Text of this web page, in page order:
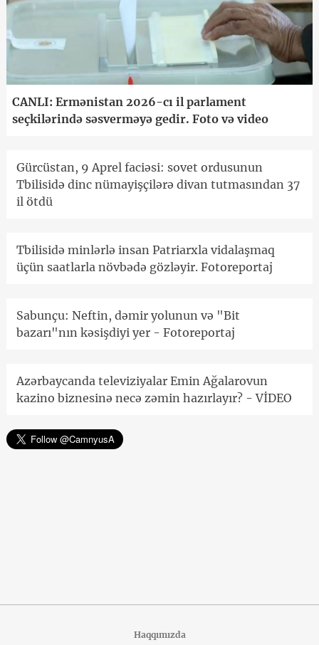
CANLI: Ermənistan 2026-cı il parlament
seçkilərində səsverməyə gedir. Foto və video
Gürcüstan, 9 Aprel faciəsi: sovet ordusunun
Tbilisidə dinc nümayişçilərə divan tutmasından 37
il ötdü
Tbilisidə minlərlə insan Patriarxla vidalaşmaq
üçün saatlarla növbədə gözləyir. Fotoreportaj
Sabunçu: Neftin, dəmir yolunun və "Bit
bazarı"nın kəsişdiyi yer - Fotoreportaj
Azərbaycanda televiziyalar Emin Ağalarovun
kazino biznesinə necə zəmin hazırlayır? - VİDEO
Haqqımızda